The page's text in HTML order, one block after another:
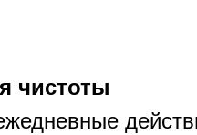
чистоты